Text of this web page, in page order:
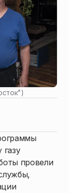
газу
провели